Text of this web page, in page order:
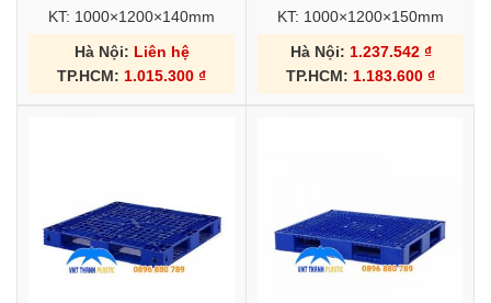
KT: 1000×1200×140mm
Hà Nội: Liên hệ
TP.HCM: 1.015.300 ₫
KT: 1000×1200×150mm
Hà Nội: 1.237.542 ₫
TP.HCM: 1.183.600 ₫